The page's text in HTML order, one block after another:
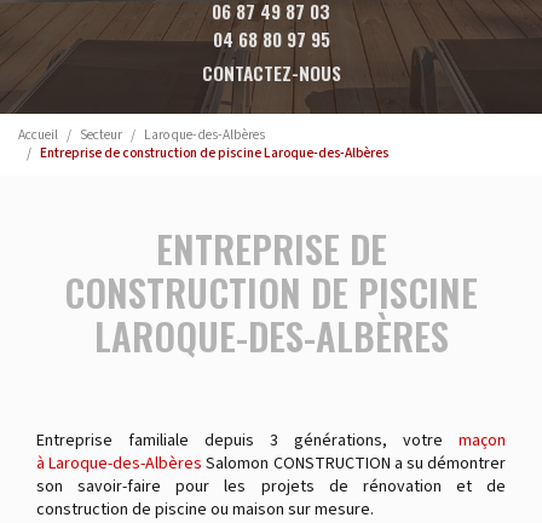
06 87 49 87 03
04 68 80 97 95
CONTACTEZ-NOUS
Accueil Secteur
Laroque-des-Albères
Entreprise de construction de piscine Laroque-des-Albères
ENTREPRISE DE
CONSTRUCTION DE PISCINE
LAROQUE-DES-ALBÈRES
Entreprise familiale depuis 3 générations, votre maçon
à Laroque-des-Albères Salomon CONSTRUCTION a su démontrer
son savoir-faire pour les projets de rénovation et de
construction de piscine ou maison sur mesure.